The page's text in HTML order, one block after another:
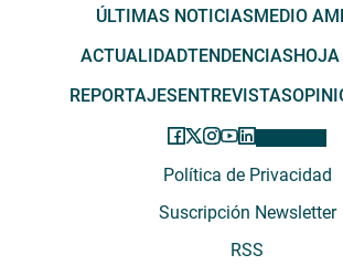
ÚLTIMAS NOTICIAS MEDIO
ACTUALIDADTENDENCIAS
REPORTAJES ENTREVISTAS
Política de Privacidad
Suscripción Newsletter
RSS